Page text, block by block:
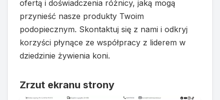
ofertą i doświadczenia różnicy, jaką mogą
przynieść nasze produkty Twoim
podopiecznym. Skontaktuj się z nami i odkryj
korzyści płynące ze współpracy z liderem w
dziedzinie żywienia koni.
Zrzut ekranu strony